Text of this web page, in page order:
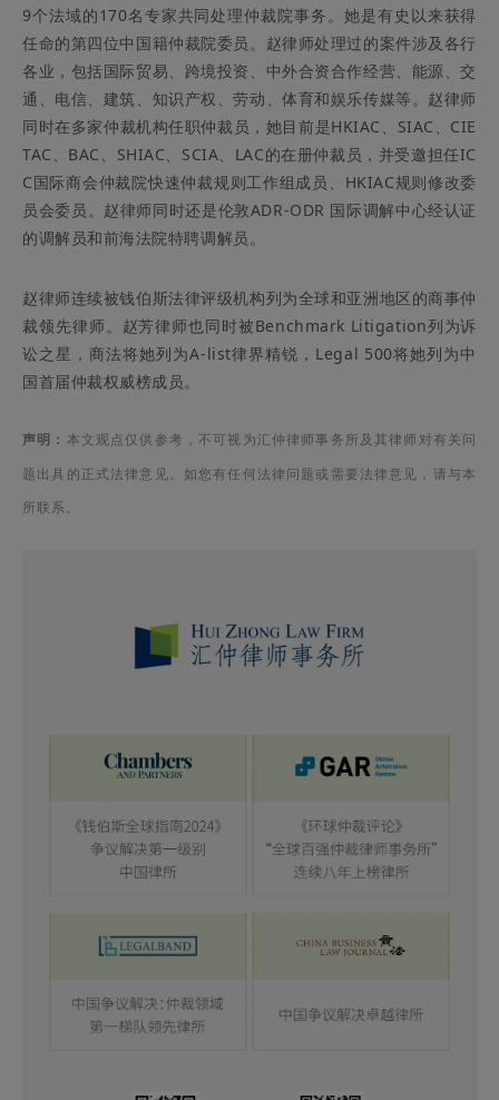
9个法域的170名专家共同处理仲裁院事务。她是有史以来获得
任命的第四位中国籍仲裁院委员。赵律师处理过的案件涉及各行
各业，包括国际贸易、跨境投资、中外合资合作经营、能源、交
通、电信、建筑、知识产权、劳动、体育和娱乐传媒等。赵律师
同时在多家仲裁机构任职仲裁员，她目前是HKIAC、SIAC、CIE
TAC、BAC、SHIAC、SCIA、LAC的在册仲裁员，并受邀担任IC
C国际商会仲裁院快速仲裁规则工作组成员、HKIAC规则修改委
员会委员。赵律师同时还是伦敦ADR-ODR 国际调解中心经认证
的调解员和前海法院特聘调解员。
赵律师连续被钱伯斯法律评级机构列为全球和亚洲地区的商事仲
裁领先律师。赵芳律师也同时被Benchmark Litigation列为诉
讼之星，商法将她列为A-list律界精锐，Legal 500将她列为中
国首届仲裁权威榜成员。
声明 ： 本文观点仅供参考，不可视为汇仲律师事务所及其律师对有关问
题出具的正式法律意见。如您有任何法律问题或需要法律意见，请与本
所联系。